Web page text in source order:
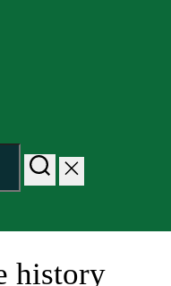
history